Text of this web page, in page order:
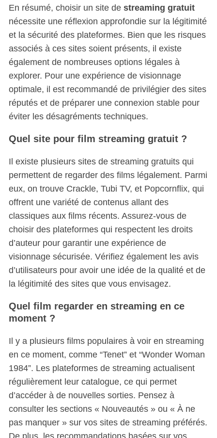
En résumé, choisir un site de streaming gratuit
nécessite une réflexion approfondie sur la légitimité
et la sécurité des plateformes. Bien que les risques
associés à ces sites soient présents, il existe
également de nombreuses options légales à
explorer. Pour une expérience de visionnage
optimale, il est recommandé de privilégier des sites
réputés et de préparer une connexion stable pour
éviter les désagréments techniques.
Quel site pour film streaming gratuit ?
Il existe plusieurs sites de streaming gratuits qui
permettent de regarder des films légalement. Parmi
eux, on trouve Crackle, Tubi TV, et Popcornflix, qui
offrent une variété de contenus allant des
classiques aux films récents. Assurez-vous de
choisir des plateformes qui respectent les droits
d’auteur pour garantir une expérience de
visionnage sécurisée. Vérifiez également les avis
d’utilisateurs pour avoir une idée de la qualité et de
la légitimité des sites que vous envisagez.
Quel film regarder en streaming en ce
moment ?
Il y a plusieurs films populaires à voir en streaming
en ce moment, comme “Tenet” et “Wonder Woman
1984”. Les plateformes de streaming actualisent
régulièrement leur catalogue, ce qui permet
d’accéder à de nouvelles sorties. Pensez à
consulter les sections « Nouveautés » ou « À ne
pas manquer » sur vos sites de streaming préférés.
De plus, les recommandations basées sur vos